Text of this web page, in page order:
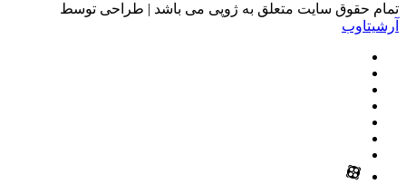
تمام حقوق سایت متعلق به ژوپی می باشد | طراحی توسط
آرشیتاوب